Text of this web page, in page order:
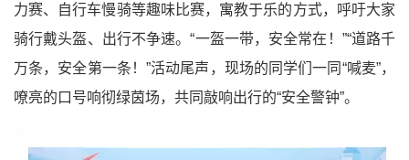
力赛、自行车慢骑等趣味比赛，寓教于乐的方式，呼吁大家
骑行戴头盔、出行不争速。“一盔一带，安全常在！”“道路千
万条，安全第一条！”活动尾声，现场的同学们一同“喊麦”，
嘹亮的口号响彻绿茵场，共同敲响出行的“安全警钟”。